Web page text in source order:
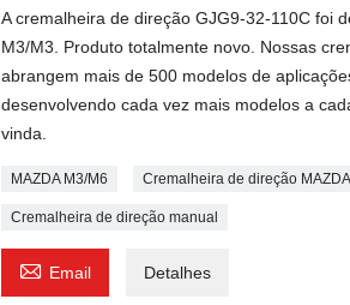
A cremalheira de direção GJG9-32-110C foi
M3/M3. Produto totalmente novo. Nossas
abrangem mais de 500 modelos de
desenvolvendo cada vez mais modelos a
vinda.
MAZDA M3/M6 Cremalheira de direção MAZDA
Cremalheira de direção manual
 Email Detalhes